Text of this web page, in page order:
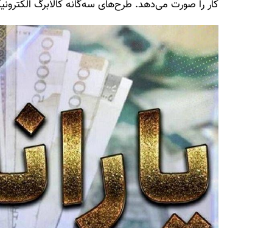
کار را صورت می‌‌دهد. طرح‌های سه‌گانه کالابرگ الکترونیک در سال